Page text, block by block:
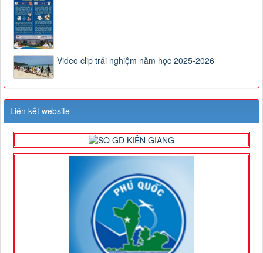
Video clip trải nghiệm năm học 2025-2026
Liên kết website